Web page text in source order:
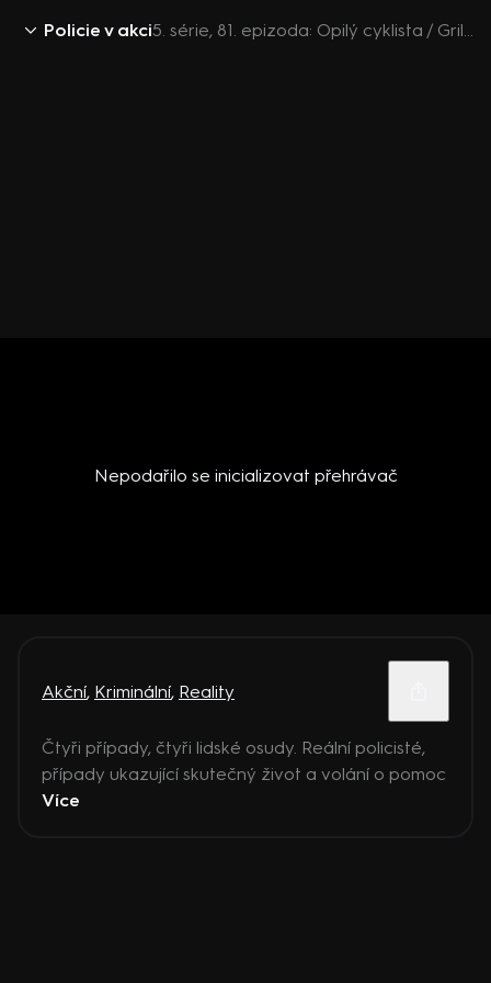
Policie v akci 5. série, 81. epizoda: Opilý cyklista / Grilovačka na hřišti / Pro dobrotu na žebrotu / Přepadení cyklisty
Nepodařilo se inicializovat přehrávač
Akční, Kriminální, Reality
Čtyři případy, čtyři lidské osudy. Reální policisté,
případy ukazující skutečný život a volání o pomoc
Více